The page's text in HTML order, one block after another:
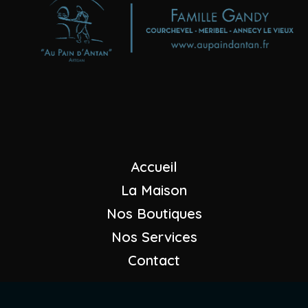
Boulangeries - Pâtisseries
"Au Pain d'Antan"
Accueil
La Maison
Nos Boutiques
Nos Services
Contact